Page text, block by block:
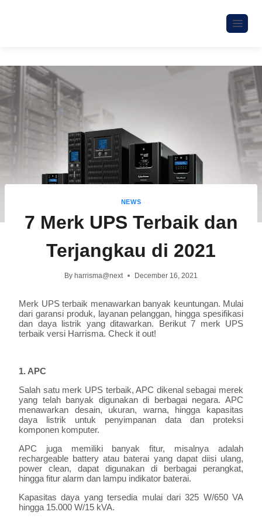
NEWS
7 Merk UPS Terbaik dan
Terjangkau di 2021
By harrisma@next December 16, 2021
Merk UPS terbaik menawarkan banyak keuntungan. Mulai
dari garansi produk, layanan pelanggan, hingga spesifikasi
dan daya listrik yang ditawarkan. Berikut 7 merk UPS
terbaik versi Harrisma. Check it out!
1. APC
Salah satu merk UPS terbaik, APC dikenal sebagai merek
yang telah banyak digunakan di berbagai negara. APC
menawarkan desain, ukuran, warna, hingga kapasitas
daya listrik untuk penyimpanan data dan proteksi
komponen komputer.
APC juga memiliki banyak fitur, misalnya adalah
rechargeable battery atau baterai yang dapat diisi ulang,
power clean, dapat digunakan di berbagai perangkat,
hingga fitur alarm dan lampu indikator baterai.
Kapasitas daya yang tersedia mulai dari 325 W/650 VA
hingga 15.000 W/15 kVA.